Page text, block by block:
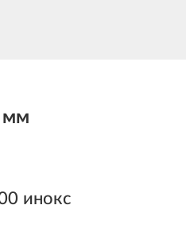
мм
инокс